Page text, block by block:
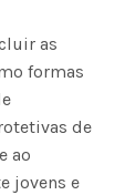
as
formas
de
ao
jovens e